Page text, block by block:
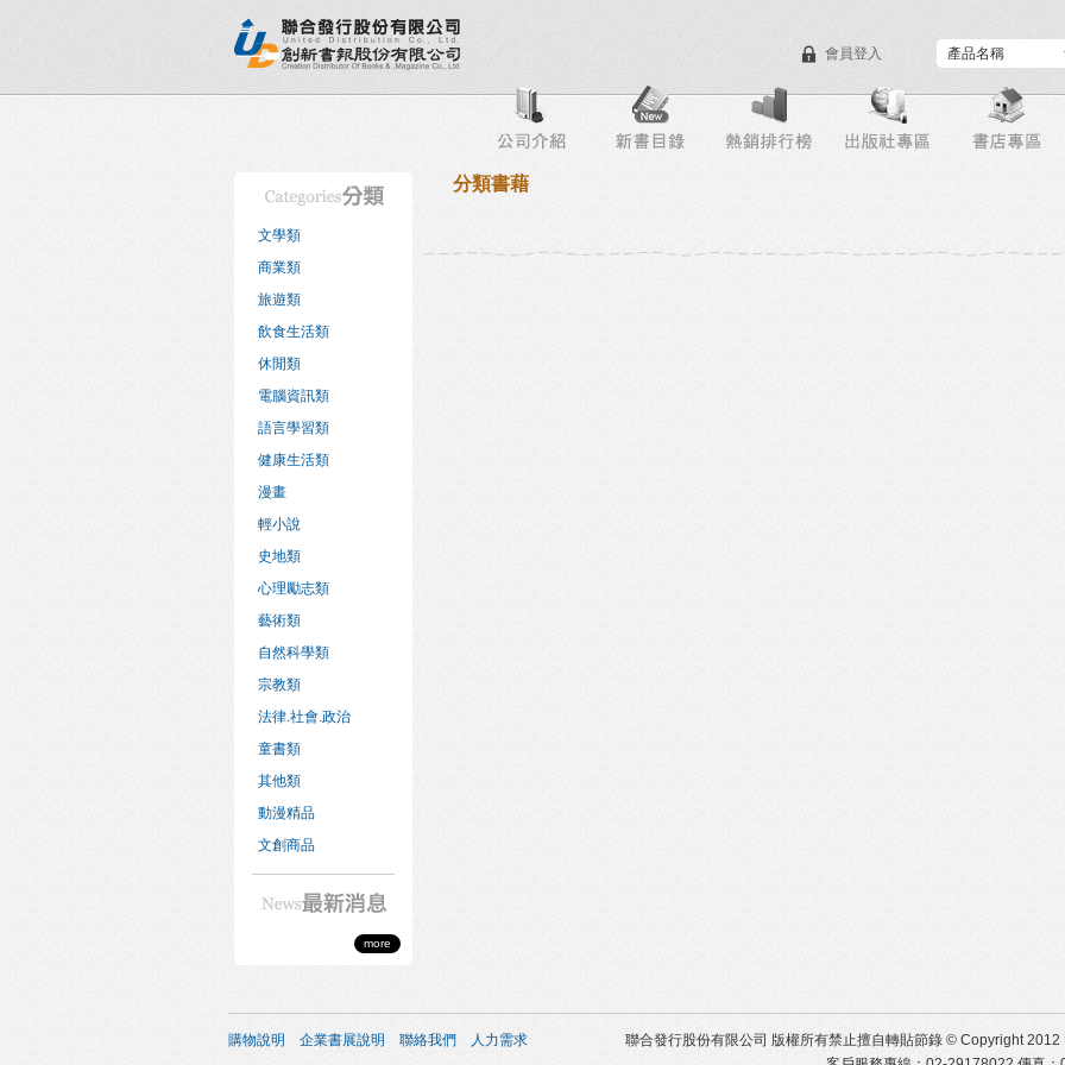
會員登入
新書目錄 熱銷排行榜 出版社專區 書店專區 目錄下載 會員服務
文學類
商業類
旅遊類
飲食生活類
休閒類
電腦資訊類
語言學習類
健康生活類
漫畫
輕小說
史地類
心理勵志類
藝術類
自然科學類
宗教類
法律.社會.政治
童書類
其他類
動漫精品
文創商品
more
分類書藉
購物說明 企業書展說明 聯絡我們 人力需求
聯合發行股份有限公司 版權所有禁止擅自轉貼節錄 © Copyright